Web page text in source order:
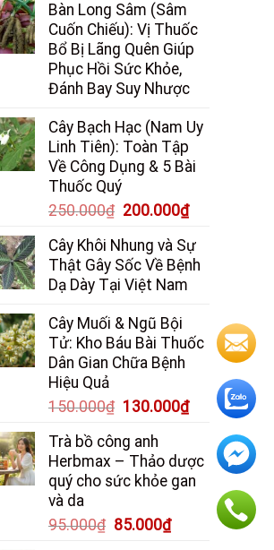
Bàn Long Sâm (Sâm
Cuốn Chiếu): Vị Thuốc
Bổ Bị Lãng Quên Giúp
Phục Hồi Sức Khỏe,
Đánh Bay Suy Nhược
Cây Bạch Hạc (Nam Uy
Linh Tiên): Toàn Tập
Về Công Dụng & 5 Bài
Thuốc Quý
250.000₫ Giá
là:
250.000₫.
200.000₫Giá
tại
là:
Cây Khôi Nhung và Sự
Thật Gây Sốc Về Bệnh
Dạ Dày Tại Việt Nam
Cây Muối & Ngũ Bội
Tử: Kho Báu Bài Thuốc
Dân Gian Chữa Bệnh
Hiệu Quả
150.000₫ Giá
là:
150.000₫.
130.000₫Giá
là:
130.000₫.
Trà bồ công anh
Herbmax – Thảo dược
quý cho sức khỏe gan
và da
95.000₫ Giá
85.000₫Giá